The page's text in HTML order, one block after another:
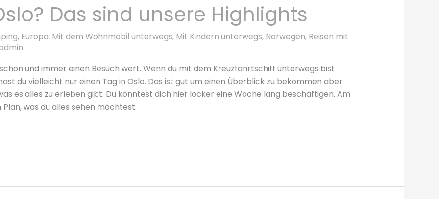
Das sind unsere Highlights
, Europa, Mit dem Wohnmobil unterwegs, Mit Kindern unterwegs, Norwegen, Reisen mit
und immer einen Besuch wert. Wenn du mit dem Kreuzfahrtschiff unterwegs bist
du vielleicht nur einen Tag in Oslo. Das ist gut um einen Überblick zu bekommen aber
es alles zu erleben gibt. Du könntest dich hier locker eine Woche lang beschäftigen. Am
was du alles sehen möchtest.